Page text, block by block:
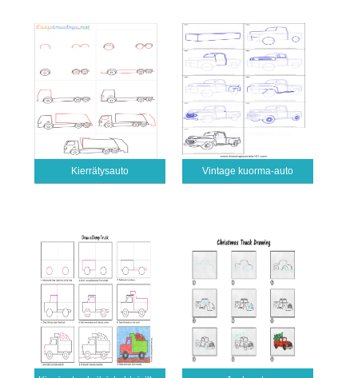
Kierrätysauto Vintage kuorma-auto